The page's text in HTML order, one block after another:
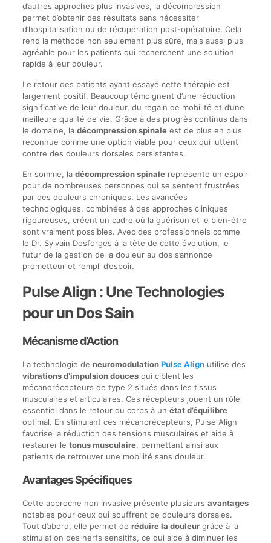
d’autres approches plus invasives, la décompression
permet d’obtenir des résultats sans nécessiter
d’hospitalisation ou de récupération post-opératoire. Cela
rend la méthode non seulement plus sûre, mais aussi plus
agréable pour les patients qui recherchent une solution
rapide à leur douleur.
Le retour des patients ayant essayé cette thérapie est
largement positif. Beaucoup témoignent d’une réduction
significative de leur douleur, du regain de mobilité et d’une
meilleure qualité de vie. Grâce à des progrès continus dans
le domaine, la décompression spinaleest de plus en plus
reconnue comme une option viable pour ceux qui luttent
contre des douleurs dorsales persistantes.
En somme, la décompression spinalereprésente un espoir
pour de nombreuses personnes qui se sentent frustrées
par des douleurs chroniques. Les avancées
technologiques, combinées à des approches cliniques
rigoureuses, créent un cadre où la guérison et le bien-être
sont vraiment possibles. Avec des professionnels comme
le Dr. Sylvain Desforges à la tête de cette évolution, le
futur de la gestion de la douleur au dos s’annonce
prometteur et rempli d’espoir.
Pulse Align : Une Technologies
pour un Dos Sain
Mécanisme d’Action
La technologie de neuromodulationPulse Alignutilise des
vibrations d’impulsion doucesqui ciblent les
mécanorécepteurs de type 2 situés dans les tissus
musculaires et articulaires. Ces récepteurs jouent un rôle
essentiel dans le retour du corps à un état d’équilibre
optimal. En stimulant ces mécanorécepteurs, Pulse Align
favorise la réduction des tensions musculaires et aide à
restaurer le tonus musculaire, permettant ainsi aux
patients de retrouver une mobilité sans douleur.
Avantages Spécifiques
Cette approche non invasive présente plusieurs avantages
notables pour ceux qui souffrent de douleurs dorsales.
Tout d’abord, elle permet de réduire la douleurgrâce à la
stimulation des nerfs sensitifs, ce qui aide à diminuer les